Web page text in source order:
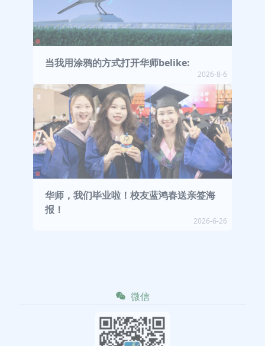
当我用涂鸦的方式打开华师belike:
2026-8-6
华师，我们毕业啦！校友蓝鸿春送亲签海
报！
2026-6-26
微信